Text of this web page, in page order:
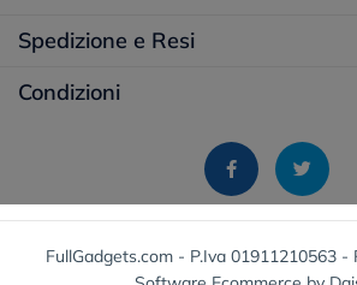
Spedizione e Resi
Condizioni
FullGadgets.com - P.Iva 01911210563 -